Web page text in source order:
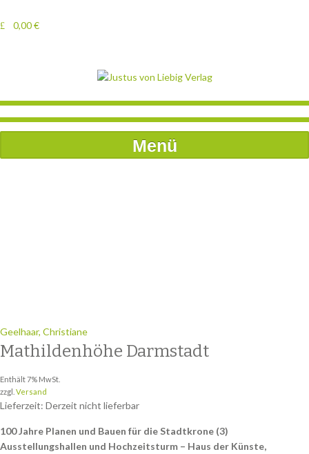
0,00€
Menü
Geelhaar, Christiane
Mathildenhöhe Darmstadt
Enthält 7% MwSt.
zzgl. Versand
Lieferzeit: Derzeit nicht lieferbar
100 Jahre Planen und Bauen für die Stadtkrone (3)
Ausstellungshallen und Hochzeitsturm – Haus der Künste,